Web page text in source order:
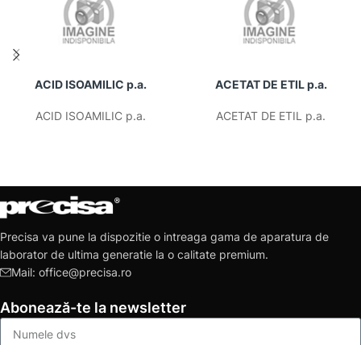
ACID ISOAMILIC p.a.
ACID ISOAMILIC p.a.
ACETAT DE ETIL p.a.
ACETAT DE ETIL p.a.
Precisa va pune la dispozitie o intreaga gama de aparatura de
laborator de ultima generatie la o calitate premium.
Mail: office@precisa.ro
Abonează-te la newsletter